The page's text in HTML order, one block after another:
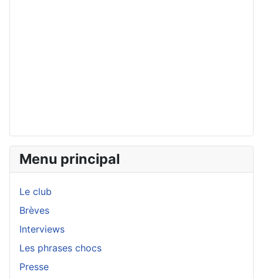
Menu principal
Le club
Brèves
Interviews
Les phrases chocs
Presse